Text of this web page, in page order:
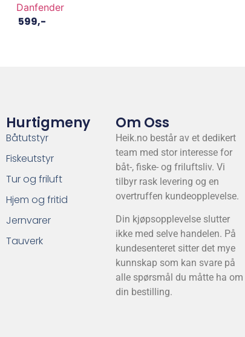
Danfender
599,-
Hurtigmeny
Båtutstyr
Fiskeutstyr
Tur og friluft
Hjem og fritid
Jernvarer
Tauverk
Om Oss
Heik.no består av et dedikert
team med stor interesse for
båt-, fiske- og friluftsliv. Vi
tilbyr rask levering og en
overtruffen kundeopplevelse.
Din kjøpsopplevelse slutter
ikke med selve handelen. På
kundesenteret sitter det mye
kunnskap som kan svare på
alle spørsmål du måtte ha om
din bestilling.